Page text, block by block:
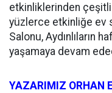
etkinliklerinden
yüzlerce etkinliğe ev
Salonu, Aydınlıların
yaşamaya devam
YAZARIMIZ ORHAN